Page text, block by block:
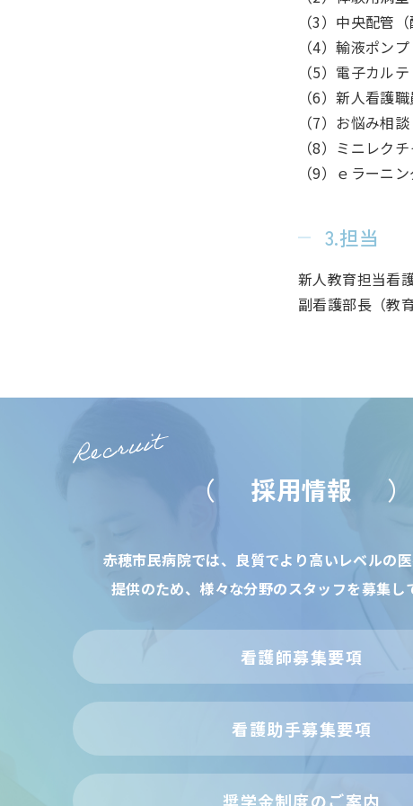
（3）中央配管
（4）輸液ポン
（5）電子カル
（6）新人看護
（7）お悩み相談
（8）ミニレク
（9）ｅラーニ
3.担当
新人教育担当看
副看護部長（教
採用情報
赤穂市民病院では、良質でより高いレベルの
提供のため、様々な分野のスタッフを募集し
看護師募集要項
看護助手募集要項
奨学金制度のご案内